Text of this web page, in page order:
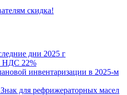
скидка!
дни 2025 г
НДС 22%
инвентаризации в 2025-м
для рефрижераторных масел